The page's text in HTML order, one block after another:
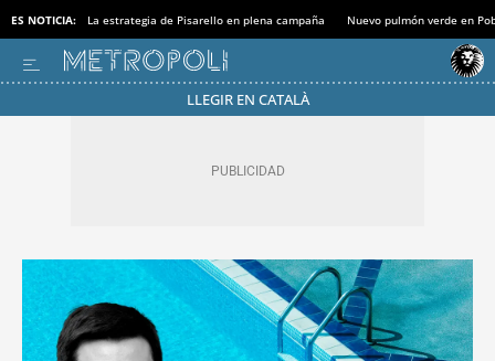
ES NOTICIA: La estrategia de Pisarello en plena campaña Nuevo pulmón verde en
LLEGIR EN CATALÀ